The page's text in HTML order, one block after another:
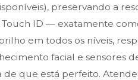
preservando a
ID — exatamente
em todos os níveis,
facial e sensores
que está perfeito.